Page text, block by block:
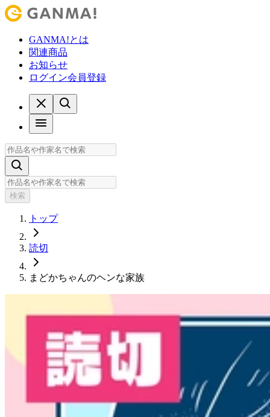
GANMA!とは
関連商品
お知らせ
ログイン会員登録
検索
トップ
読切
まどかちゃんのヘンな家族